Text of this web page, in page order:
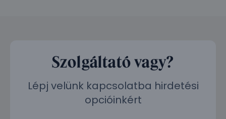
Szolgáltató vagy?
Lépj velünk kapcsolatba hirdetési
opcióinkért